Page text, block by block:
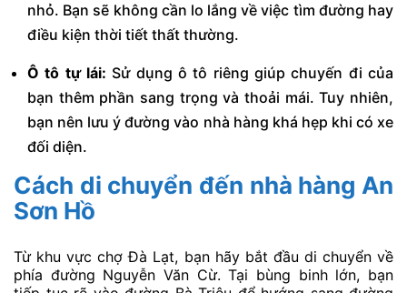
nhỏ. Bạn sẽ không cần lo lắng về việc tìm đường hay
điều kiện thời tiết thất thường.
Ô tô tự lái: Sử dụng ô tô riêng giúp chuyến đi của
bạn thêm phần sang trọng và thoải mái. Tuy nhiên,
bạn nên lưu ý đường vào nhà hàng khá hẹp khi có xe
đối diện.
Cách di chuyển đến nhà hàng An
Sơn Hồ
Từ khu vực chợ Đà Lạt, bạn hãy bắt đầu di chuyển về
phía đường Nguyễn Văn Cừ. Tại bùng binh lớn, bạn